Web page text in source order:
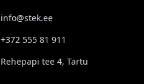
info@stek.ee
+372 555 81 911
Rehepapi tee 4, Tartu